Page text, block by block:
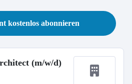
kostenlos abonnieren
(m/w/d)